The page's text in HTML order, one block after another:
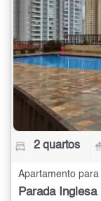
2 quartos
Parada Inglesa